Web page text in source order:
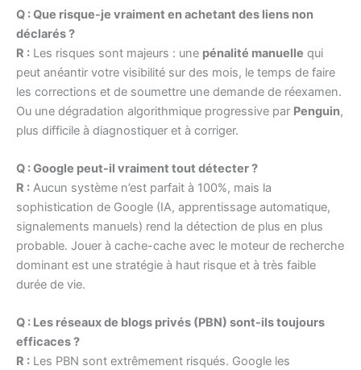
Q : Que risque-je vraiment en achetant des liens non
déclarés ?
R : Les risques sont majeurs : une pénalité manuelle qui
peut anéantir votre visibilité sur des mois, le temps de faire
les corrections et de soumettre une demande de réexamen.
Ou une dégradation algorithmique progressive par Penguin,
plus difficile à diagnostiquer et à corriger.
Q : Google peut-il vraiment tout détecter ?
R : Aucun système n’est parfait à 100%, mais la
sophistication de Google (IA, apprentissage automatique,
signalements manuels) rend la détection de plus en plus
probable. Jouer à cache-cache avec le moteur de recherche
dominant est une stratégie à haut risque et à très faible
durée de vie.
Q : Les réseaux de blogs privés (PBN) sont-ils toujours
efficaces ?
R : Les PBN sont extrêmement risqués. Google les